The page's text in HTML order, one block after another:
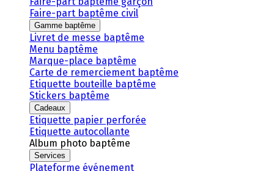
Faire-part baptême civil
Gamme baptême
Livret de messe baptême
Menu baptême
Marque-place baptême
Carte de remerciement baptême
Etiquette bouteille baptême
Stickers baptême
Cadeaux
Etiquette papier perforée
Etiquette autocollante
Album photo baptême
Services
Plateforme événement